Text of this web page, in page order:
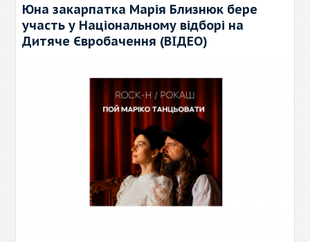
Юна закарпатка Марія Близнюк бере
участь у Національному відборі на
Дитяче Євробачення (ВІДЕО)